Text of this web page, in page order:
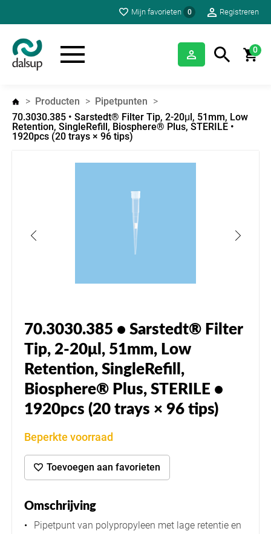
Mijn favorieten 0 Registreren
0
Producten
Pipetpunten
70.3030.385 • Sarstedt® Filter Tip, 2-20μl, 51mm, Low
Retention, SingleRefill, Biosphere® Plus, STERILE •
1920pcs (20 trays × 96 tips)
70.3030.385 • Sarstedt® Filter
Tip, 2-20μl, 51mm, Low
Retention, SingleRefill,
Biosphere® Plus, STERILE •
1920pcs (20 trays × 96 tips)
Beperkte voorraad
Toevoegen aan favorieten
Omschrijving
Pipetpunt van polypropyleen met lage retentie en